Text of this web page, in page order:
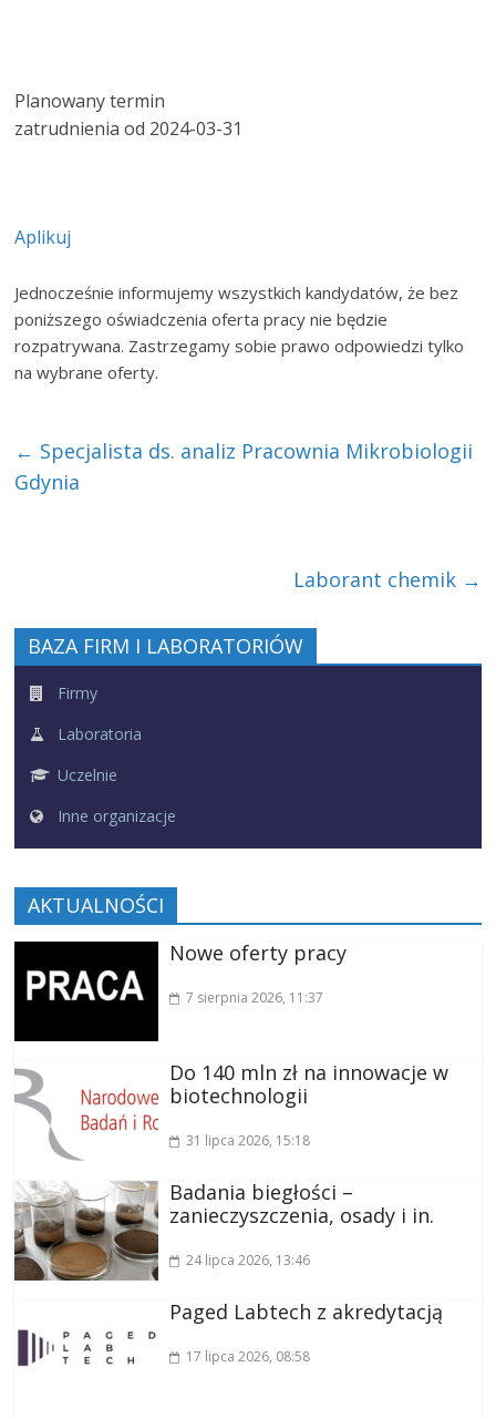
Planowany termin
zatrudnienia od 2024-03-31
Aplikuj
Jednocześnie informujemy wszystkich kandydatów, że bez
poniższego oświadczenia oferta pracy nie będzie
rozpatrywana. Zastrzegamy sobie prawo odpowiedzi tylko
na wybrane oferty.
← Specjalista ds. analiz Pracownia Mikrobiologii
Gdynia
Laborant chemik →
BAZA FIRM I LABORATORIÓW
Firmy
Laboratoria
Uczelnie
Inne organizacje
AKTUALNOŚCI
Nowe oferty pracy
7 sierpnia 2026, 11:37
Do 140 mln zł na innowacje w
biotechnologii
31 lipca 2026, 15:18
Badania biegłości –
zanieczyszczenia, osady i in.
24 lipca 2026, 13:46
Paged Labtech z akredytacją
17 lipca 2026, 08:58